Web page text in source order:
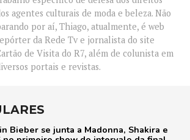
agentes culturais de moda e beleza. Não
por aí, Thiago, atualmente, é web
da Rede Tv e jornalista do site
de Visita do R7, além de colunista em
portais e revistas.
Bieber se junta a Madonna, Shakira e